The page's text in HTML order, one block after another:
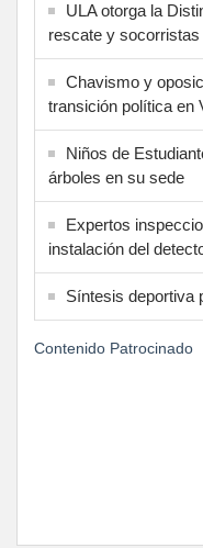
ULA otorga la
rescate y socorristas
Chavismo y
transición política en
Niños de
árboles en su sede
Expertos
instalación del
Síntesis deportiva
Contenido Patrocinado